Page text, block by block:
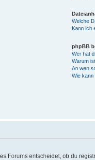
Welche
Kann ich
phpBB
Wer hat
Warum
An wen
Wie
Forums entscheidet, ob du